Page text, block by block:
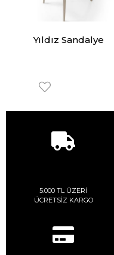
Yıldız Sandalye
5.000 TL ÜZERİ
ÜCRETSİZ KARGO